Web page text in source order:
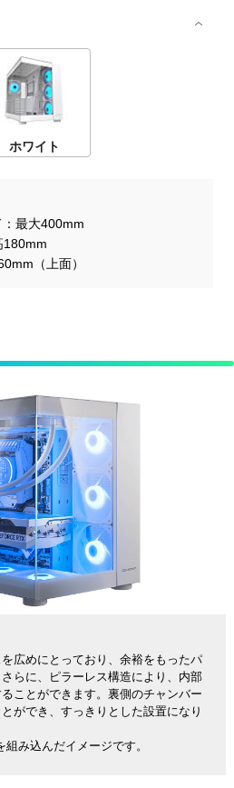
ホワイト
最大400mm
180mm
（上面）
広めにとっており、余裕をもったパ
らに、ピラーレス構造により、内部
ことができます。裏側のチャンバー
ができ、すっきりとした設置になり
み込んだイメージです。